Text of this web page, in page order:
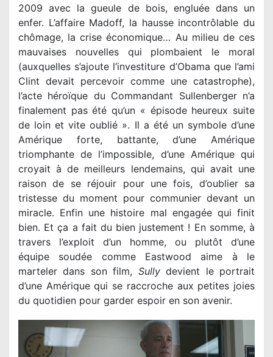
2009 avec la gueule de bois, engluée dans un
enfer. L’affaire Madoff, la hausse incontrôlable du
chômage, la crise économique… Au milieu de ces
mauvaises nouvelles qui plombaient le moral
(auxquelles s’ajoute l’investiture d’Obama que l’ami
Clint devait percevoir comme une catastrophe),
l’acte héroïque du Commandant Sullenberger n’a
finalement pas été qu’un « épisode heureux suite
de loin et vite oublié ». Il a été un symbole d’une
Amérique forte, battante, d’une Amérique
triomphante de l’impossible, d’une Amérique qui
croyait à de meilleurs lendemains, qui avait une
raison de se réjouir pour une fois, d’oublier sa
tristesse du moment pour communier devant un
miracle. Enfin une histoire mal engagée qui finit
bien. Et ça a fait du bien justement ! En somme, à
travers l’exploit d’un homme, ou plutôt d’une
équipe soudée comme Eastwood aime à le
marteler dans son film, Sullydevient le portrait
d’une Amérique qui se raccroche aux petites joies
du quotidien pour garder espoir en son avenir.